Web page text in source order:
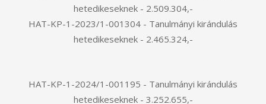
hetedikeseknek - 2.509.304,-
HAT-KP-1-2023/1-001304 - Tanulmányi kirándulás
hetedikeseknek - 2.465.324,-
HAT-KP-1-2024/1-001195 - Tanulmányi kirándulás
hetedikeseknek - 3.252.655,-